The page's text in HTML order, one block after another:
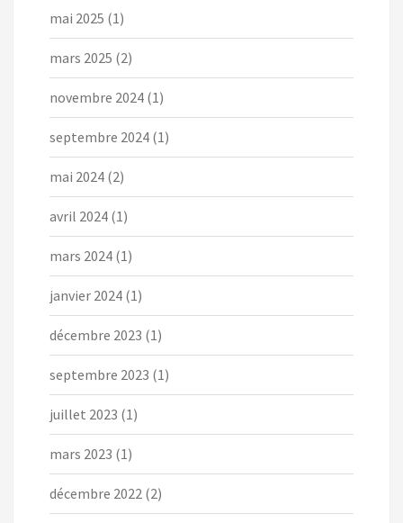
mai 2025 (1)
mars 2025 (2)
novembre 2024 (1)
septembre 2024 (1)
mai 2024 (2)
avril 2024 (1)
mars 2024 (1)
janvier 2024 (1)
décembre 2023 (1)
septembre 2023 (1)
juillet 2023 (1)
mars 2023 (1)
décembre 2022 (2)